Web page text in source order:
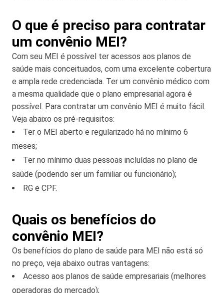
O que é preciso para contratar
um convênio MEI?
Com seu MEI é possível ter acessos aos planos de
saúde mais conceituados, com uma excelente cobertura
e ampla rede credenciada. Ter um convênio médico com
a mesma qualidade que o plano empresarial agora é
possível. Para contratar um convênio MEI é muito fácil.
Veja abaixo os pré-requisitos:
Ter o MEI aberto e regularizado há no mínimo 6
meses;
Ter no mínimo duas pessoas incluídas no plano de
saúde (podendo ser um familiar ou funcionário);
RG e CPF.
Quais os benefícios do
convênio MEI?
Os benefícios do plano de saúde para MEI não está só
no preço, veja abaixo outras vantagens:
Acesso aos planos de saúde empresariais (melhores
operadoras do mercado);